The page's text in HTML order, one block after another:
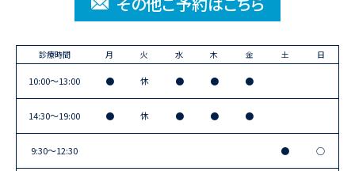
診療時間 月 火 水 木 金 土 日
10:00〜13:00 ● 休 ● ● ●
14:30〜19:00 ● 休 ● ● ●
9:30〜12:30 ● ○